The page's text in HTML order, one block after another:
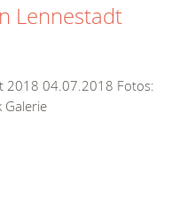
Lennestadt
2018 04.07.2018 Fotos:
Galerie